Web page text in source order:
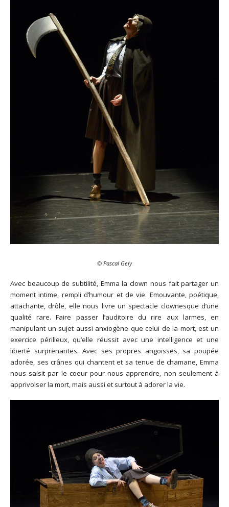
© Pascal Gely
Avec beaucoup de subtilité, Emma la clown nous fait partager un
moment intime, rempli d’humour et de vie. Emouvante, poétique,
attachante, drôle, elle nous livre un spectacle clownesque d’une
qualité rare. Faire passer l’auditoire du rire aux larmes, en
manipulant un sujet aussi anxiogène que celui de la mort, est un
exercice périlleux, qu’elle réussit avec une intelligence et une
liberté surprenantes. Avec ses propres angoisses, sa poupée
adorée, ses crânes qui chantent et sa tenue de chamane, Emma
nous saisit par le coeur pour nous apprendre, non seulement à
apprivoiser la mort, mais aussi et surtout à adorer la vie.